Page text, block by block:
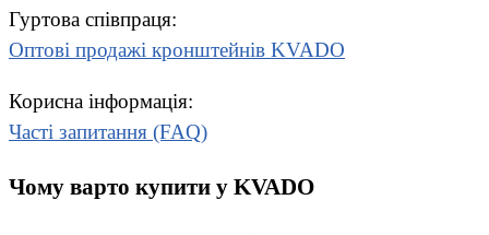
Гуртова співпраця:
Оптові продажі кронштейнів KVADO
Корисна інформація:
Часті запитання (FAQ)
Чому варто купити у KVADO